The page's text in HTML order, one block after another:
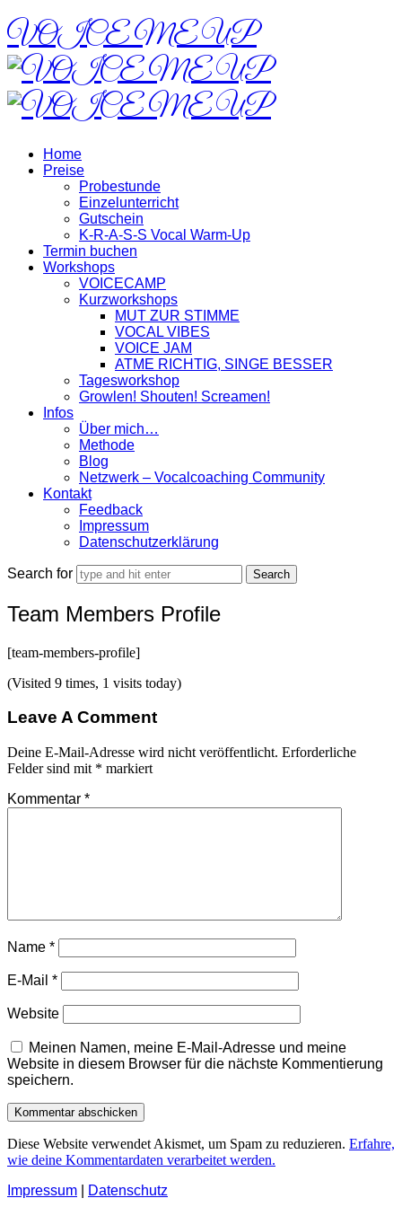
VOICE ME UP
Home
Preise
Probestunde
Einzelunterricht
Gutschein
K-R-A-S-S Vocal Warm-Up
Termin buchen
Workshops
VOICECAMP
Kurzworkshops
MUT ZUR STIMME
VOCAL VIBES
VOICE JAM
ATME RICHTIG, SINGE BESSER
Tagesworkshop
Growlen! Shouten! Screamen!
Infos
Über mich…
Methode
Blog
Netzwerk – Vocalcoaching Community
Kontakt
Feedback
Impressum
Datenschutzerklärung
Search for
Team Members Profile
[team-members-profile]
(Visited 9 times, 1 visits today)
Leave A Comment
Deine E-Mail-Adresse wird nicht veröffentlicht. Erforderliche
Felder sind mit * markiert
Kommentar *
Name *
E-Mail *
Website
Meinen Namen, meine E-Mail-Adresse und meine
Website in diesem Browser für die nächste Kommentierung
speichern.
Diese Website verwendet Akismet, um Spam zu reduzieren. Erfahre,
wie deine Kommentardaten verarbeitet werden.
Impressum
Datenschutz